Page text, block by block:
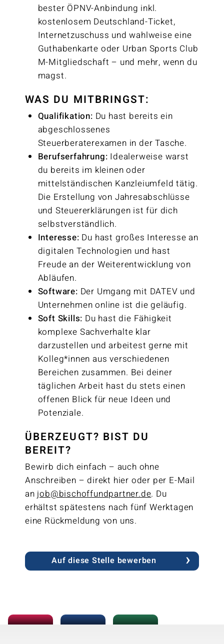
bester ÖPNV-Anbindung inkl.
kostenlosem Deutschland-Ticket,
Internetzuschuss und wahlweise eine
Guthabenkarte oder Urban Sports Club
M-Mitgliedschaft – und mehr, wenn du
magst.
WAS DU MITBRINGST:
Qualifikation: Du hast bereits ein
abgeschlossenes
Steuerberaterexamen in der Tasche.
Berufserfahrung: Idealerweise warst
du bereits im kleinen oder
mittelständischen Kanzleiumfeld tätig.
Die Erstellung von Jahresabschlüsse
und Steuererklärungen ist für dich
selbstverständlich.
Interesse: Du hast großes Interesse an
digitalen Technologien und hast
Freude an der Weiterentwicklung von
Abläufen.
Software: Der Umgang mit DATEV und
Unternehmen online ist die geläufig.
Soft Skills: Du hast die Fähigkeit
komplexe Sachverhalte klar
darzustellen und arbeitest gerne mit
Kolleg*innen aus verschiedenen
Bereichen zusammen. Bei deiner
täglichen Arbeit hast du stets einen
offenen Blick für neue Ideen und
Potenziale.
ÜBERZEUGT? BIST DU
BEREIT?
Bewirb dich einfach – auch ohne
Anschreiben – direkt hier oder per E-Mail
an job@bischoffundpartner.de. Du
erhältst spätestens nach fünf Werktagen
eine Rückmeldung von uns.
Auf diese Stelle bewerben